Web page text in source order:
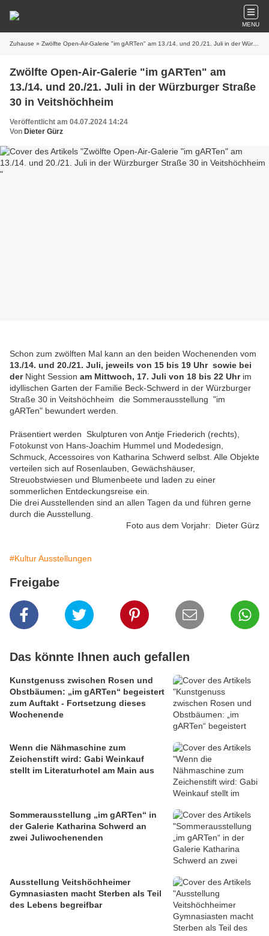
MENU
Zuhause » Zwölfte Open-Air-Galerie "im gARTen" am 13./14. und 20./21. Juli in der Würzburger Straße 30 in Veitshöchheim
Zwölfte Open-Air-Galerie "im gARTen" am
13./14. und 20./21. Juli in der Würzburger Straße
30 in Veitshöchheim
Veröffentlicht am 04.07.2024 14:24
Von Dieter Gürz
Schon zum zwölften Mal kann an den beiden Wochenenden vom
13./14. und 20./21. Juli, jeweils von 15 bis 19 Uhr sowie bei
der Night Session am Mittwoch, 17. Juli von 18 bis 22 Uhrim
idyllischen Garten der Familie Beck-Schwerd in der Würzburger
Straße 30 in Veitshöchheim die Sommerausstellung "im
gARTen" bewundert werden.
Präsentiert werden Skulpturen von Antje Friederich (rechts),
Fotokunst von Hans-Joachim Hummel und Modedesign,
Schmuck, Accessoires von Katharina Schwerd selbst. Alle Objekte
verteilen sich auf Rosenlauben, Gewächshäuser,
Streuobstwiesen und Blumenbeete und laden zu einer
sommerlichen Entdeckungsreise ein.
Die drei Ausstellenden sind an allen Tagen da und führen gerne
durch die Ausstellung.
Foto aus dem Vorjahr: Dieter Gürz
#Kultur Ausstellungen
Freigabe
Das könnte Ihnen auch gefallen
Kunstgenuss zwischen Rosen und
Obstbäumen: „im gARTen“ begeistert
zum Auftakt - Fortsetzung dieses
Wochenende
Wenn die Nähmaschine zum
Zeichenstift wird: Gabi Weinkauf
stellt im Literaturhotel am Main aus
Sommerausstellung „im gARTen“ in
der Galerie Katharina Schwerd an
zwei Juliwochenenden
Ausstellung Veitshöchheimer
Gymnasiasten macht Sterben als Teil
des Lebens begreifbar